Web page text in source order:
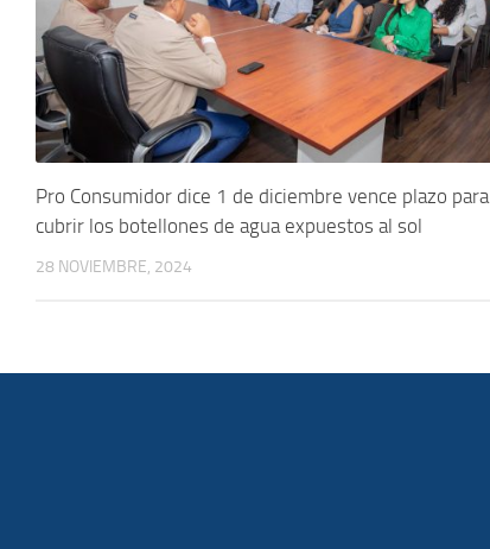
Pro Consumidor dice 1 de diciembre vence plazo para
cubrir los botellones de agua expuestos al sol
28 NOVIEMBRE, 2024